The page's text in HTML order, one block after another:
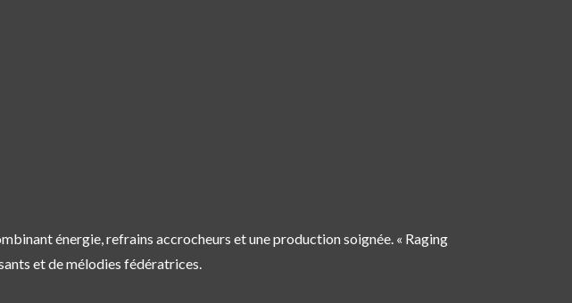
énergie, refrains accrocheurs et une production soignée. « Raging
et de mélodies fédératrices.